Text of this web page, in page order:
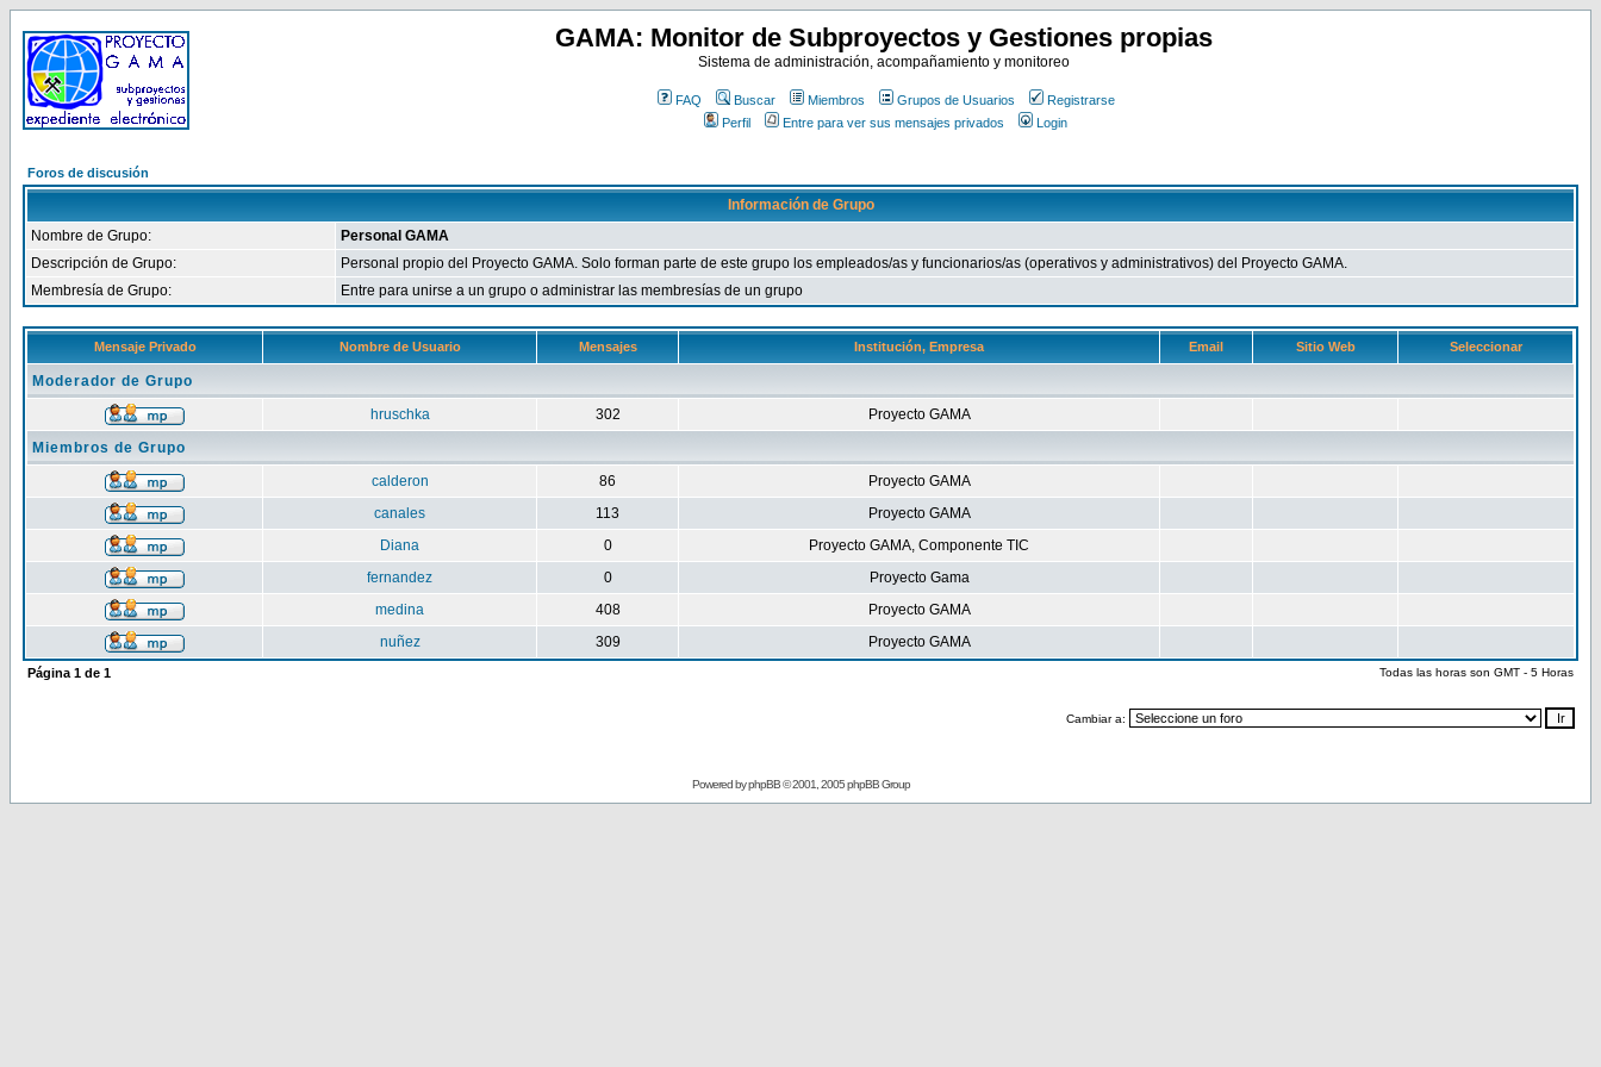
GAMA: Monitor de Subproyectos y Gestiones propias
Sistema de administración, acompañamiento y monitoreo
FAQ Buscar Miembros Grupos de Usuarios
Registrarse
Perfil
Entre para ver sus mensajes privados Login
Foros de discusión
Información de Grupo
Nombre de Grupo:
Personal GAMA
Descripción de Grupo:
Personal propio del Proyecto GAMA. Solo forman parte de este grupo los empleados/as y funcionarios/as (operativos y administrativos) del Proyecto GAMA.
Membresía de Grupo:
Entre para unirse a un grupo o administrar las membresías de un grupo
Mensaje Privado Nombre de Usuario Mensajes Institución, Empresa Email Sitio Web Seleccionar
Moderador de Grupo
hruschka
302
Proyecto GAMA
Miembros de Grupo
calderon
86
Proyecto GAMA
canales
113
Proyecto GAMA
Diana
0
Proyecto GAMA, Componente TIC
fernandez
0
Proyecto Gama
medina
408
Proyecto GAMA
nuñez
309 Proyecto GAMA
Página 1 de 1 Todas las horas son GMT - 5 Horas
Cambiar a:
Powered byphpBB© 2001, 2005 phpBB Group